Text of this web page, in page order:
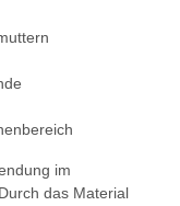
im
das Material